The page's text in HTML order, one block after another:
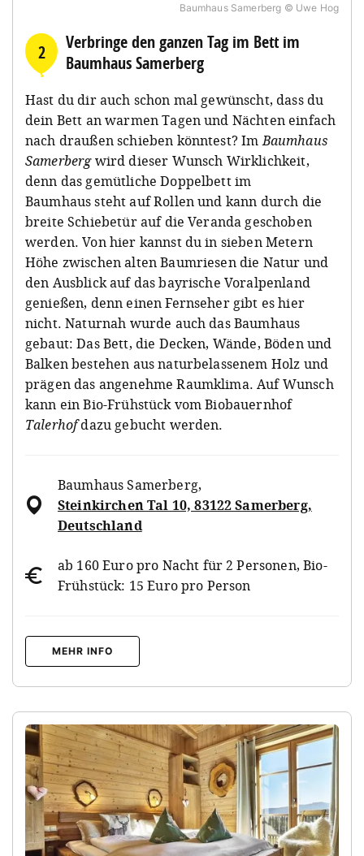
Baumhaus Samerberg © Uwe Hog
2
Verbringe den ganzen Tag im Bett im
Baumhaus Samerberg
Hast du dir auch schon mal gewünscht, dass du
dein Bett an warmen Tagen und Nächten einfach
nach draußen schieben könntest? ImBaumhaus
Samerbergwird dieser Wunsch Wirklichkeit,
denn das gemütliche Doppelbett im
Baumhaus steht auf Rollen und kann durch die
breite Schiebetür auf die Veranda geschoben
werden. Von hier kannst du in sieben Metern
Höhe zwischen alten Baumriesen die Natur und
den Ausblick auf das bayrische Voralpenland
genießen, denn einen Fernseher gibt es hier
nicht. Naturnah wurde auch das Baumhaus
gebaut: Das Bett, die Decken, Wände, Böden und
Balken bestehen aus naturbelassenem Holz und
prägen das angenehme Raumklima. Auf Wunsch
kann ein Bio-Frühstück vom Biobauernhof
Talerhofdazu gebucht werden.
Baumhaus Samerberg,
Steinkirchen Tal 10, 83122 Samerberg,
Deutschland
ab 160 Euro pro Nacht für 2 Personen, Bio-
Frühstück: 15 Euro pro Person
MEHR INFO